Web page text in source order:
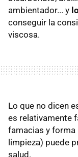
ambientador... y
conseguir la
viscosa.
Lo que no dicen
es relativamente
famacias y
limpieza) puede
salud.